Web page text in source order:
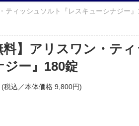
ティッシュソルト『レスキューシナジー』
料】アリスワン・テ
ー』180錠
(税込／本体価格 9,800円)